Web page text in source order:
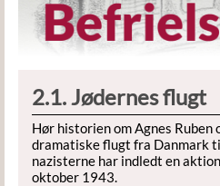
2.1. Jødernes flugt
Hør historien om Agnes Ruben
dramatiske flugt fra Danmark
nazisterne har indledt en
oktober 1943.